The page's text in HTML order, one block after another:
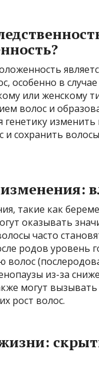
особенно в
или женскому
волос и
и сохранить
такие как
оказывать
часто
родов
из-за
могут вызывать
рост волос.
жизни: